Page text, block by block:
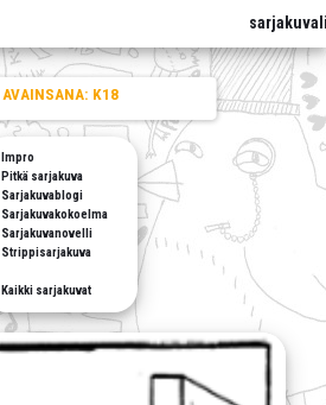
AVAINSANA: K18
Impro
Pitkä sarjakuva
Sarjakuvablogi
Sarjakuvakokoelma
Sarjakuvanovelli
Strippisarjakuva
Kaikki sarjakuvat